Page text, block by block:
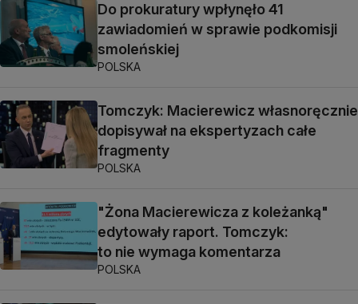
Do prokuratury wpłynęło 41
zawiadomień w sprawie podkomisji
smoleńskiej
POLSKA
Tomczyk: Macierewicz własnoręcznie
dopisywał na ekspertyzach całe
fragmenty
POLSKA
"Żona Macierewicza z koleżanką"
edytowały raport. Tomczyk:
to nie wymaga komentarza
POLSKA